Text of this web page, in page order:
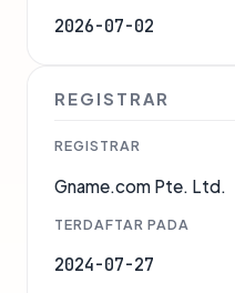
2026-07-02
REGISTRAR
REGISTRAR
Gname.com Pte. Ltd.
TERDAFTAR PADA
2024-07-27